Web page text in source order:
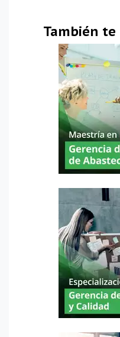
También te